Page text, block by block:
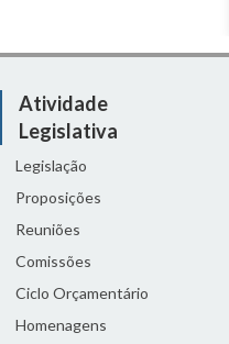
Atividade
Legislativa
Legislação
Proposições
Reuniões
Comissões
Ciclo Orçamentário
Homenagens